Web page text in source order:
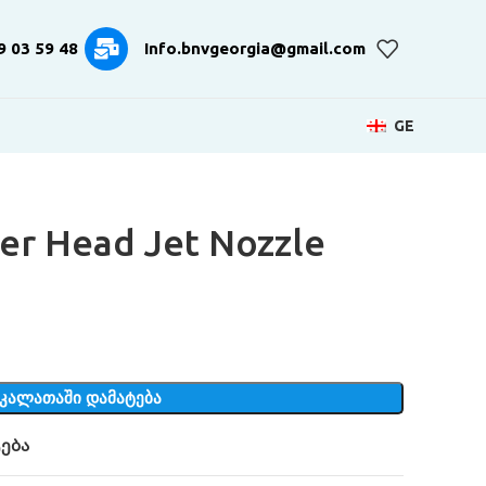
03 59 48 Info.bnvgeorgia@gmail.com
GE
Head Jet Nozzle
ᲙᲐᲚᲐᲗᲐᲨᲘ ᲓᲐᲛᲐᲢᲔᲑᲐ